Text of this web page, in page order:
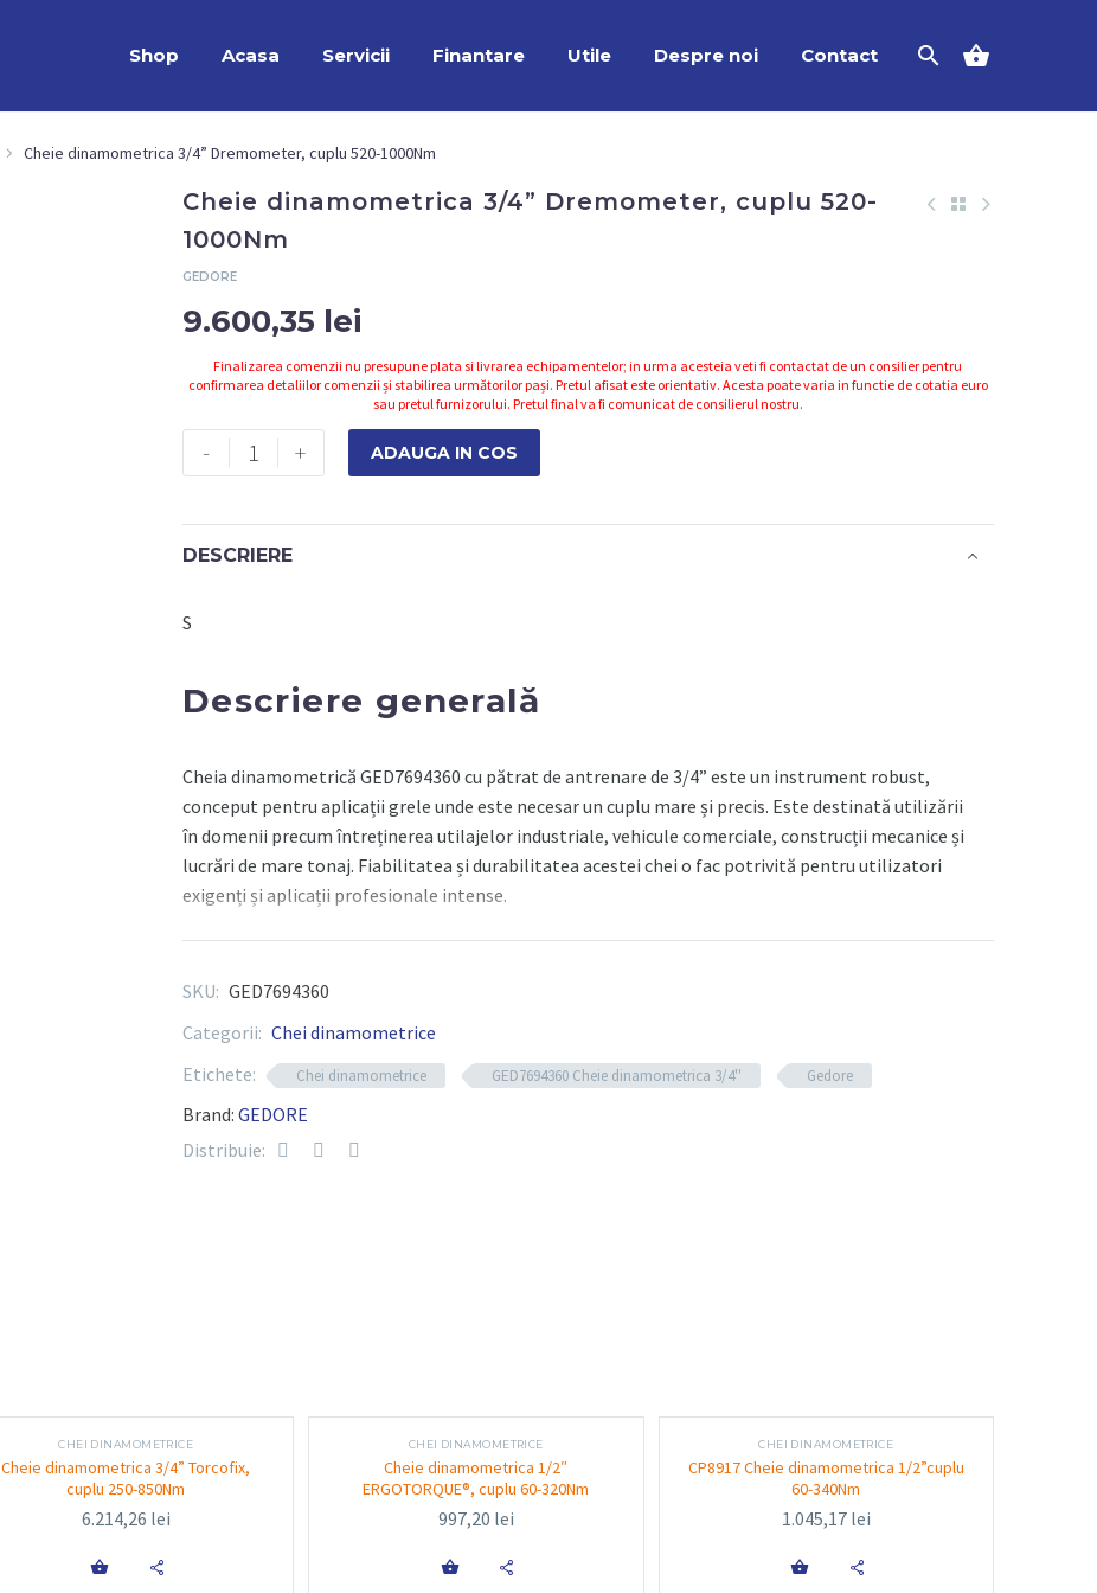
Shop Acasa Servicii Finantare Utile Despre noi Contact
Cheie dinamometrica 3/4” Dremometer, cuplu 520-1000Nm
Cheie dinamometrica 3/4” Dremometer, cuplu 520-
1000Nm
GEDORE
9.600,35 lei
Finalizarea comenzii nu presupune plata si livrarea echipamentelor; in urma acesteia veti fi contactat de un consilier pentru
confirmarea detaliilor comenzii și stabilirea următorilor pași. Pretul afisat este orientativ. Acesta poate varia in functie de cotatia euro
sau pretul furnizorului. Pretul final va fi comunicat de consilierul nostru.
-
Cantitate
Cheie
Dremometer,
520-
+ ADAUGA IN COS
DESCRIERE
S
Descriere generală
Cheia dinamometrică GED7694360 cu pătrat de antrenare de 3/4” este un instrument robust,
conceput pentru aplicații grele unde este necesar un cuplu mare și precis. Este destinată utilizării
în domenii precum întreținerea utilajelor industriale, vehicule comerciale, construcții mecanice și
lucrări de mare tonaj. Fiabilitatea și durabilitatea acestei chei o fac potrivită pentru utilizatori
exigenți și aplicații profesionale intense.
Componente tehnice
Tip produs: Cheie dinamometrică manuală
Antrenare:
Interval de cuplu:
Funcționalitate și utilizare
GED7694360 este proiectată pentru a răspunde celor mai solicitante lucrări de strângere, oferind
SKU: GED7694360
Categorii: Chei dinamometrice
Etichete:
Chei dinamometrice GED7694360 Cheie dinamometrica 3/4'' Gedore
Brand: GEDORE
Distribuie:
CHEI DINAMOMETRICE
Cheie dinamometrica 3/4” Torcofix,
cuplu 250-850Nm
6.214,26 lei

CHEI DINAMOMETRICE
Cheie dinamometrica 1/2″
ERGOTORQUE®, cuplu 60-320Nm
997,20 lei

CHEI DINAMOMETRICE
CP8917 Cheie dinamometrica 1/2”cuplu
60-340Nm
1.045,17 lei
